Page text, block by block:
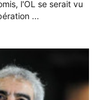
l'OL se serait vu
...